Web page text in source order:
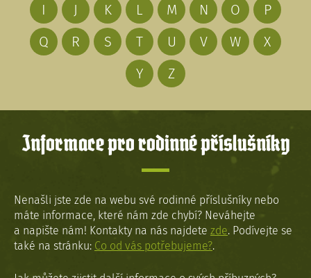
I
J K L M N O
P
Q
R S T U V W
X
Y
Z
Informace pro rodinné příslušníky
Nenašli jste zde na webu své rodinné příslušníky nebo
máte informace, které nám zde chybí? Neváhejte
a napište nám! Kontakty na nás najdete zde. Podívejte se
také na stránku: Co od vás potřebujeme?.